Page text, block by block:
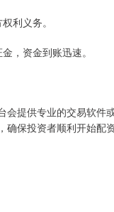
利义务。
，资金到账迅速。
提供专业的交易软件
保投资者顺利开始配资